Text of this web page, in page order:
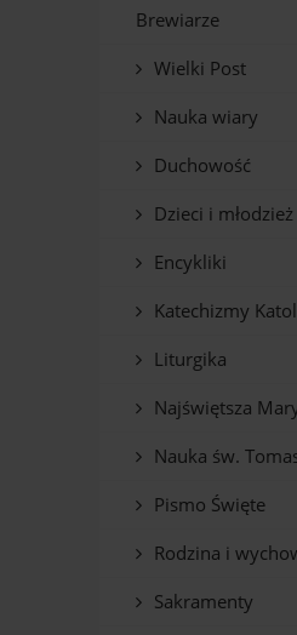
Brewiarze
Wielki Post
Nauka wiary
Duchowość
Dzieci i młodzież
Encykliki
Katechizmy
Liturgika
Najświętsza
Nauka św.
Pismo Święte
Rodzina i
Sakramenty